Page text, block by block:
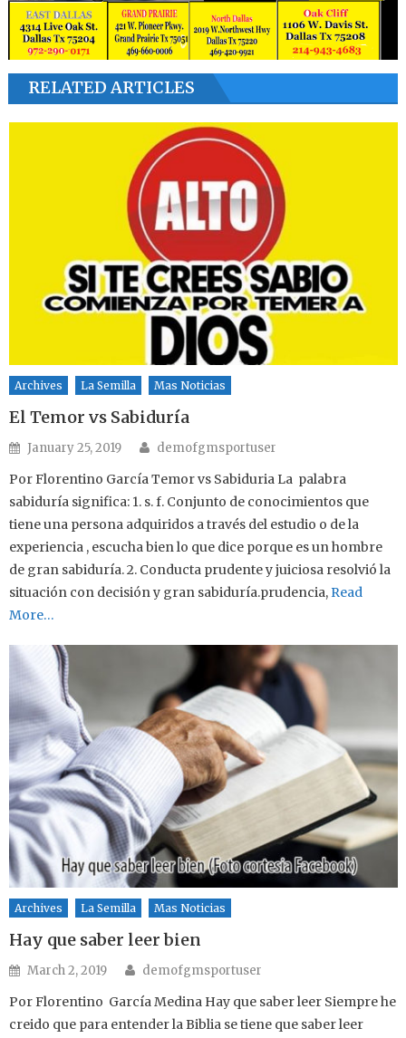
RELATED ARTICLES
Archives La Semilla Mas Noticias
El Temor vs Sabiduría
Posted on
January 25, 2019 Author
demofgmsportuser
Por Florentino García Temor vs Sabiduria La palabra
sabiduría significa: 1. s. f. Conjunto de conocimientos que
tiene una persona adquiridos a través del estudio o de la
experiencia , escucha bien lo que dice porque es un hombre
de gran sabiduría. 2. Conducta prudente y juiciosa resolvió la
situación con decisión y gran sabiduría.prudencia, Read
More…
Archives La Semilla Mas Noticias
Hay que saber leer bien
Posted on
March 2, 2019 Author
demofgmsportuser
Por Florentino García Medina Hay que saber leer Siempre he
creido que para entender la Biblia se tiene que saber leer